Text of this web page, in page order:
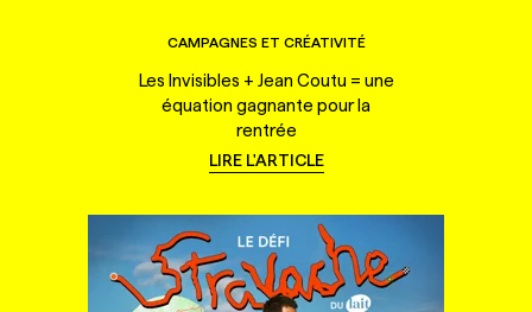
CAMPAGNES ET CRÉATIVITÉ
Les Invisibles + Jean Coutu = une
équation gagnante pour la
rentrée
LIRE L'ARTICLE